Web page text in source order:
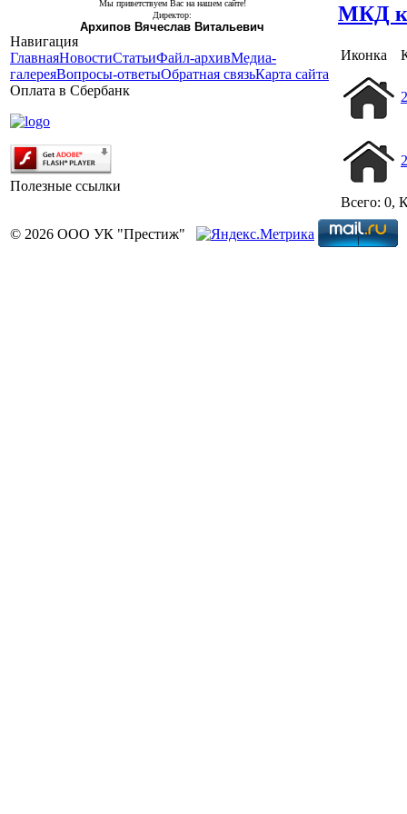
Мы приветствуем Вас на нашем сайте!
Директор:
Архипов Вячеслав Витальевич
Навигация
ГлавнаяНовостиСтатьиФайл-архивМедиа-
галереяВопросы-ответыОбратная связьКарта сайта
Оплата в Сбербанк
Полезные ссылки
МКД к
Иконка
Всего: 0,
© 2026 ООО УК "Престиж"